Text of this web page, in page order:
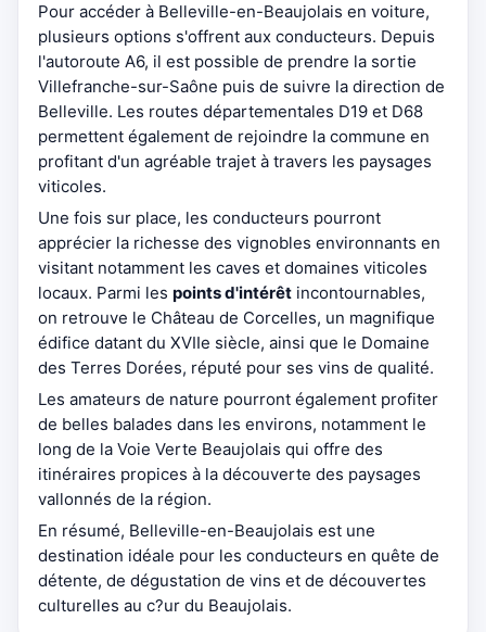
Pour accéder à Belleville-en-Beaujolais en voiture,
plusieurs options s'offrent aux conducteurs. Depuis
l'autoroute A6, il est possible de prendre la sortie
Villefranche-sur-Saône puis de suivre la direction de
Belleville. Les routes départementales D19 et D68
permettent également de rejoindre la commune en
profitant d'un agréable trajet à travers les paysages
viticoles.
Une fois sur place, les conducteurs pourront
apprécier la richesse des vignobles environnants en
visitant notamment les caves et domaines viticoles
locaux. Parmi les points d'intérêt incontournables,
on retrouve le Château de Corcelles, un magnifique
édifice datant du XVIIe siècle, ainsi que le Domaine
des Terres Dorées, réputé pour ses vins de qualité.
Les amateurs de nature pourront également profiter
de belles balades dans les environs, notamment le
long de la Voie Verte Beaujolais qui offre des
itinéraires propices à la découverte des paysages
vallonnés de la région.
En résumé, Belleville-en-Beaujolais est une
destination idéale pour les conducteurs en quête de
détente, de dégustation de vins et de découvertes
culturelles au c?ur du Beaujolais.